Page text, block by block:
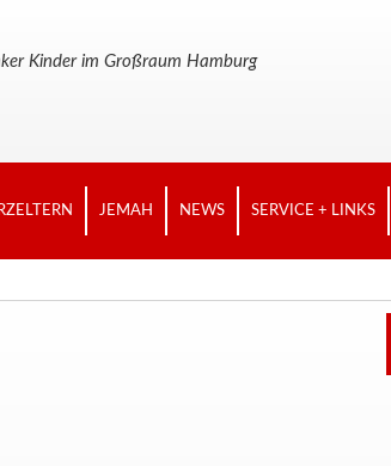
Kinder im Großraum Hamburg
JEMAH NEWS SERVICE + LINKS